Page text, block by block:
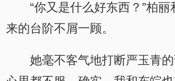
“你又是什么好东西？”柏
来的台阶不屑一顾。
她毫不客气地打断严玉青